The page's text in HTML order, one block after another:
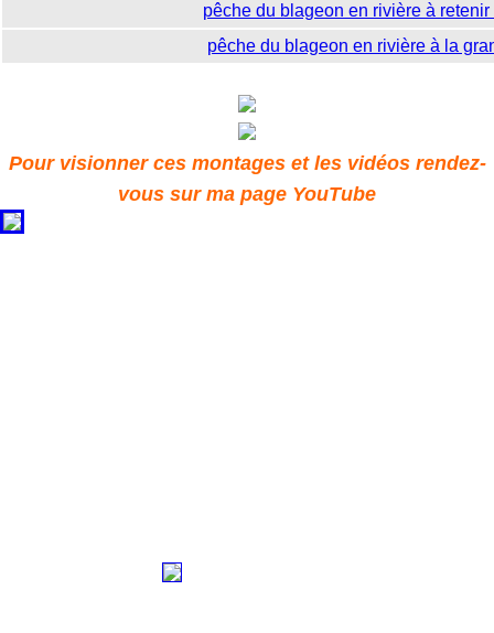
pêche du blageon en rivière à
pêche du blageon en rivière à la
Pour visionner ces montages et les vidéos rendez-
vous sur ma page YouTube